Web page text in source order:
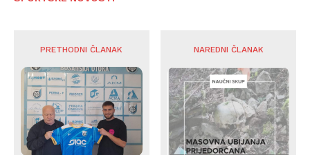
PRETHODNI ČLANAK NAREDNI ČLANAK